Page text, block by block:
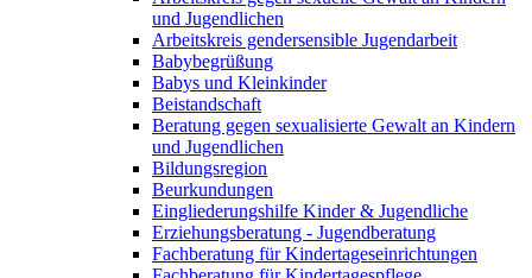
und Jugendlichen
Arbeitskreis gendersensible Jugendarbeit
Babybegrüßung
Babys und Kleinkinder
Beistandschaft
Beratung gegen sexualisierte Gewalt an Kindern
und Jugendlichen
Bildungsregion
Beurkundungen
Eingliederungshilfe Kinder & Jugendliche
Erziehungsberatung - Jugendberatung
Fachberatung für Kindertageseinrichtungen